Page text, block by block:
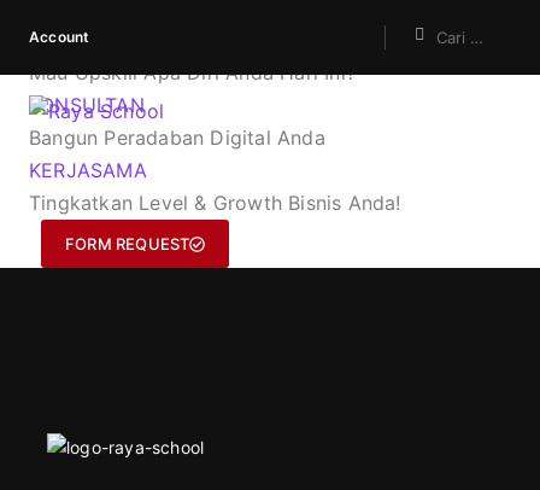
Account
KURSUS
Mau Upskill Apa Diri Anda Hari Ini?
KONSULTAN
Bangun Peradaban Digital Anda
KERJASAMA
Tingkatkan Level & Growth Bisnis Anda!
FORM REQUEST